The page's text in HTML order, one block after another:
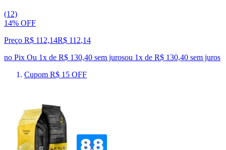
(12)
14% OFF
Preço R$ 112,14R$ 112,14
no Pix Ou 1x de R$ 130,40 sem jurosou 1x de R$ 130,40 sem juros
Cupom R$ 15 OFF